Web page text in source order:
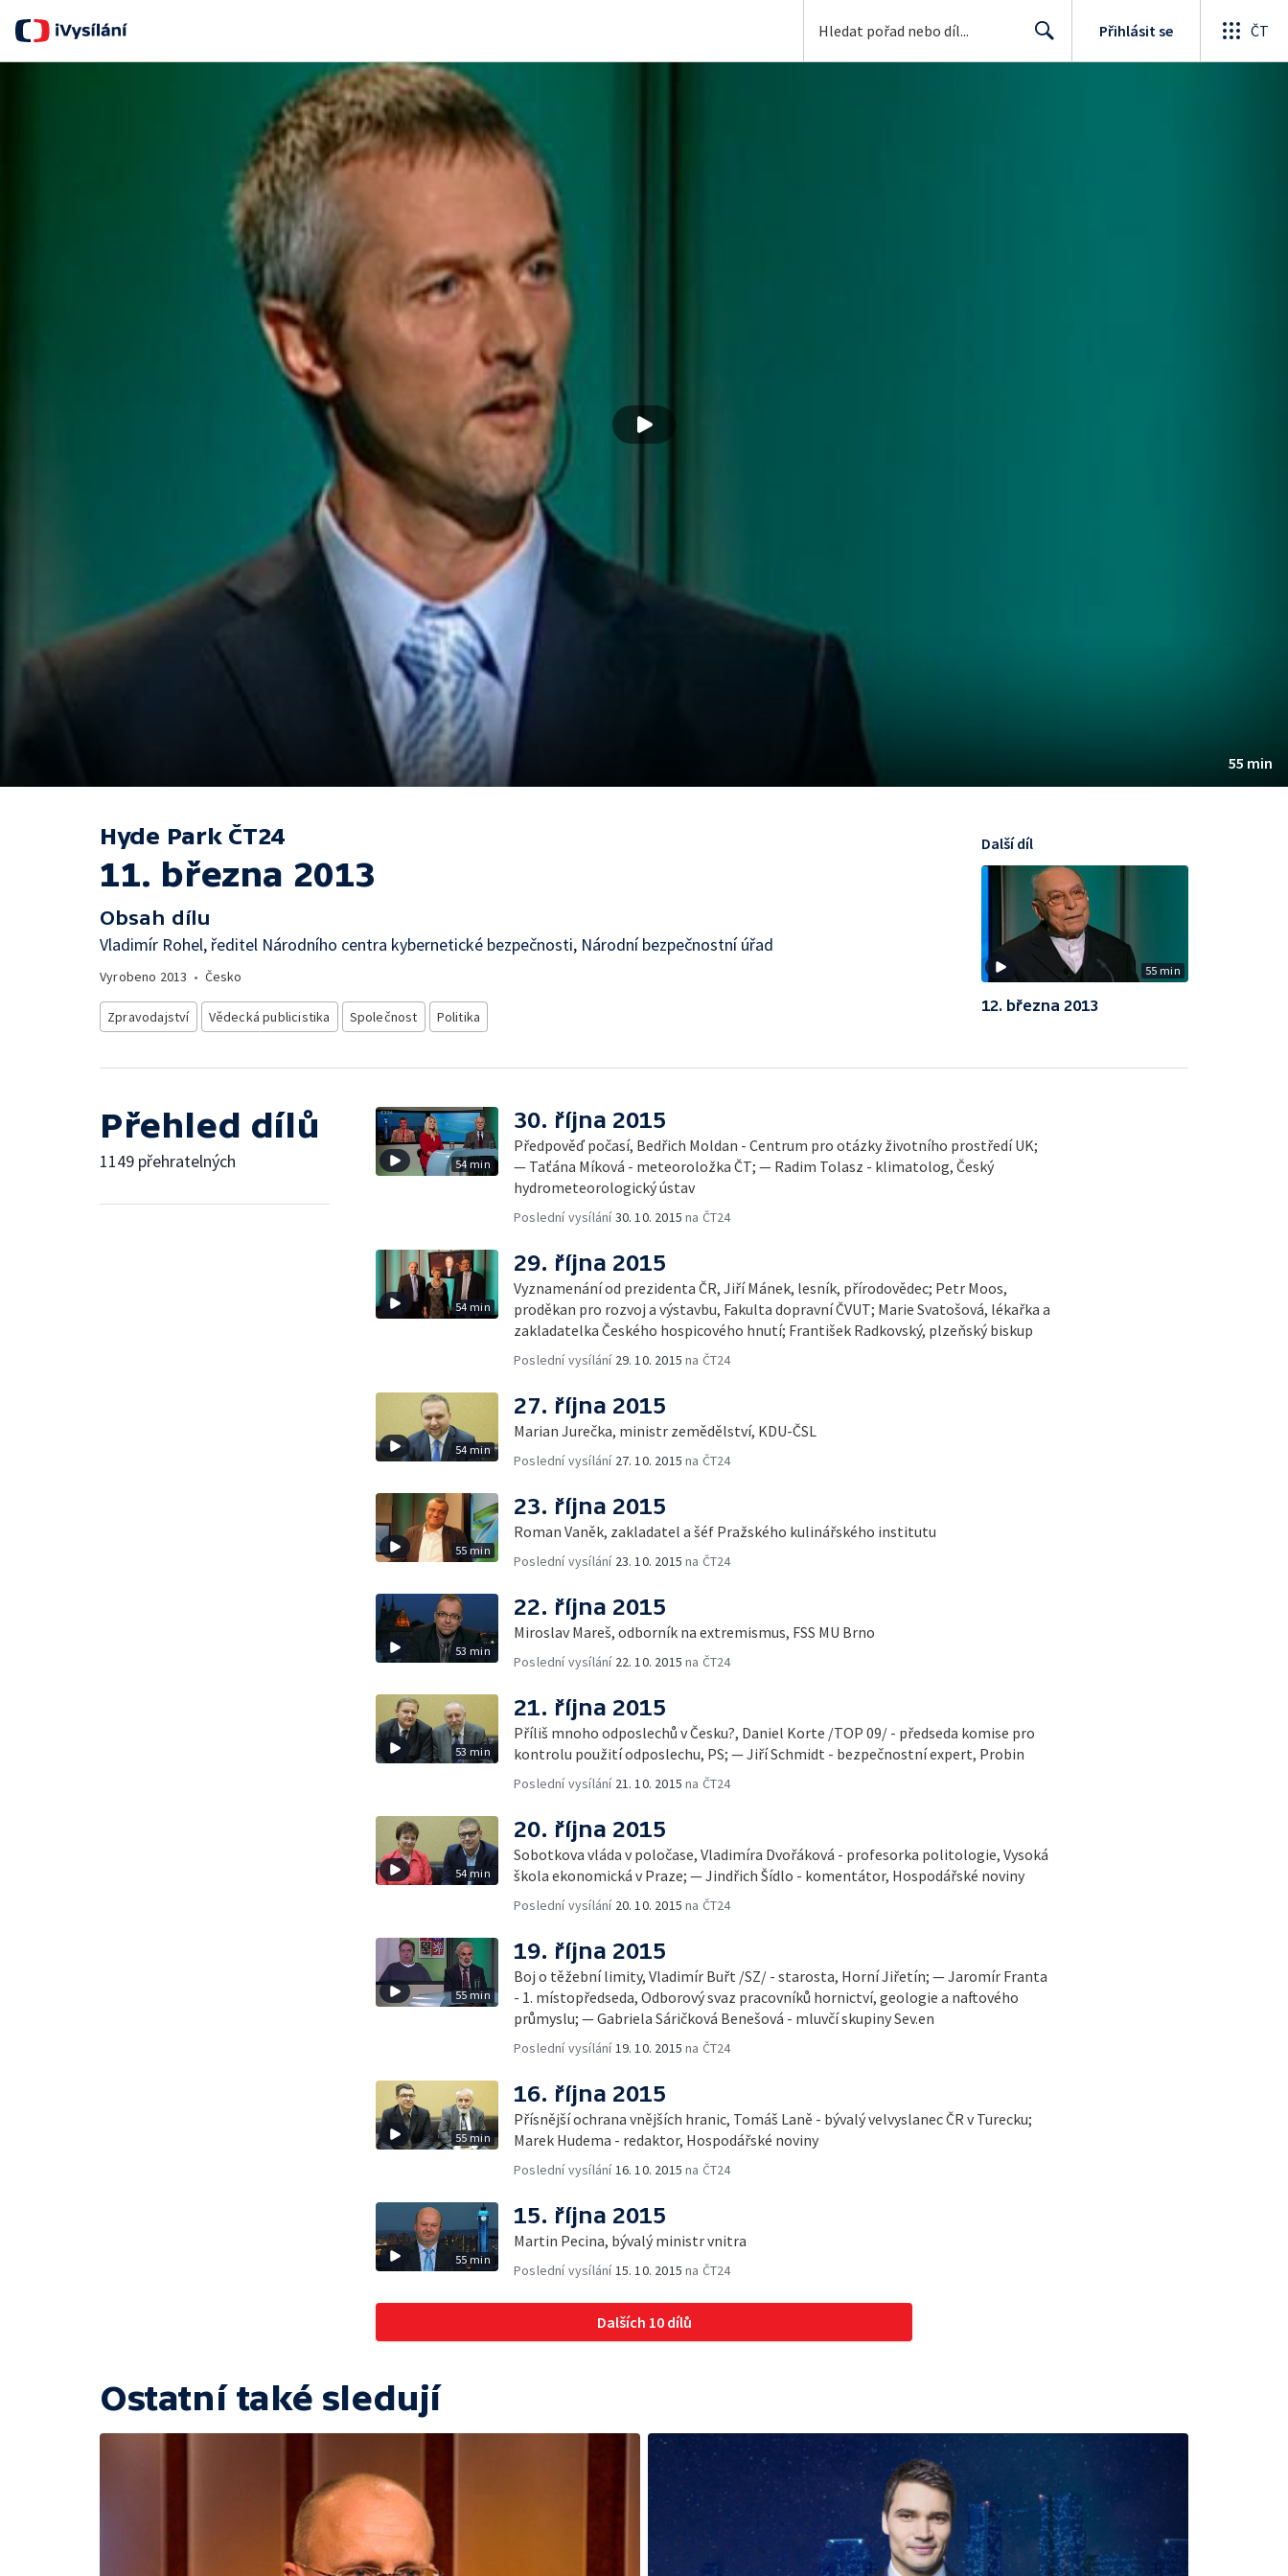
Přihlásit se ČT
55 min
Hyde Park ČT24
11. března 2013
Obsah dílu
Vladimír Rohel, ředitel Národního centra kybernetické bezpečnosti, Národní bezpečnostní úřad
Vyrobeno 2013 • Česko
Zpravodajství Vědecká publicistika Společnost Politika
55 min
Další díl
12. března 2013
Přehled dílů
1149 přehratelných 54 min
30. října 2015
Předpověď počasí, Bedřich Moldan - Centrum pro otázky životního prostředí UK;
— Taťána Míková - meteoroložka ČT; — Radim Tolasz - klimatolog, Český
hydrometeorologický ústav
Poslední vysílání30. 10. 2015 na ČT24
54 min
29. října 2015
Vyznamenání od prezidenta ČR, Jiří Mánek, lesník, přírodovědec; Petr Moos,
proděkan pro rozvoj a výstavbu, Fakulta dopravní ČVUT; Marie Svatošová, lékařka a
zakladatelka Českého hospicového hnutí; František Radkovský, plzeňský biskup
Poslední vysílání 29. 10. 2015 na ČT24
54 min
27. října 2015
Marian Jurečka, ministr zemědělství, KDU-ČSL
Poslední vysílání 27. 10. 2015 na ČT24
55 min
23. října 2015
Roman Vaněk, zakladatel a šéf Pražského kulinářského institutu
Poslední vysílání 23. 10. 2015 na ČT24
53 min
22. října 2015
Miroslav Mareš, odborník na extremismus, FSS MU Brno
Poslední vysílání 22. 10. 2015 na ČT24
53 min
21. října 2015
Příliš mnoho odposlechů v Česku?, Daniel Korte /TOP 09/ - předseda komise pro
kontrolu použití odposlechu, PS; — Jiří Schmidt - bezpečnostní expert, Probin
Poslední vysílání 21. 10. 2015 na ČT24
54 min
20. října 2015
Sobotkova vláda v poločase, Vladimíra Dvořáková - profesorka politologie, Vysoká
škola ekonomická v Praze; — Jindřich Šídlo - komentátor, Hospodářské noviny
Poslední vysílání 20. 10. 2015 na ČT24
55 min
19. října 2015
Boj o těžební limity, Vladimír Buřt /SZ/ - starosta, Horní Jiřetín; — Jaromír Franta
- 1. místopředseda, Odborový svaz pracovníků hornictví, geologie a naftového
průmyslu; — Gabriela Sáričková Benešová - mluvčí skupiny Sev.en
Poslední vysílání 19. 10. 2015 na ČT24
55 min
16. října 2015
Přísnější ochrana vnějších hranic, Tomáš Laně - bývalý velvyslanec ČR v Turecku;
Marek Hudema - redaktor, Hospodářské noviny
Poslední vysílání 16. 10. 2015 na ČT24
55 min
15. října 2015
Martin Pecina, bývalý ministr vnitra
Poslední vysílání 15. 10. 2015 na ČT24
Dalších 10 dílů
Ostatní také sledují